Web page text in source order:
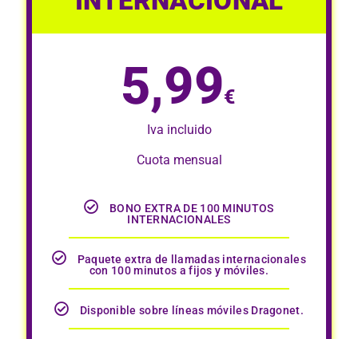
5,99€
Iva incluido
Cuota mensual
BONO EXTRA DE 100 MINUTOS
INTERNACIONALES
Paquete extra de llamadas internacionales
con 100 minutos a fijos y móviles.
Disponible sobre líneas móviles Dragonet.